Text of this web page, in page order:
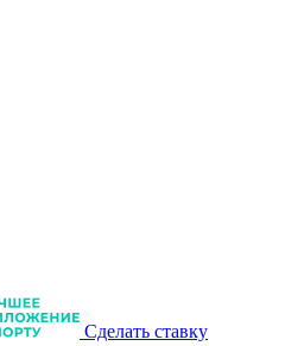
Сделать ставку